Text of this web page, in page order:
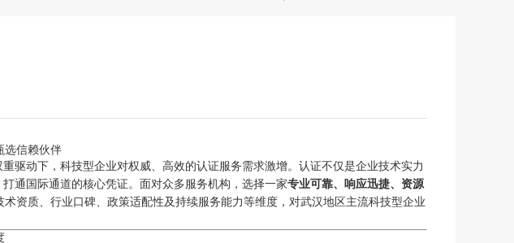
选信赖伙伴
驱动下，科技型企业对权威、高效的认证服务需求激增。认证不仅是企业技术实力
通国际通道的核心凭证。面对众多服务机构，选择一家专业可靠、响应迅捷、资源
资质、行业口碑、政策适配性及持续服务能力等维度，对武汉地区主流科技型企业